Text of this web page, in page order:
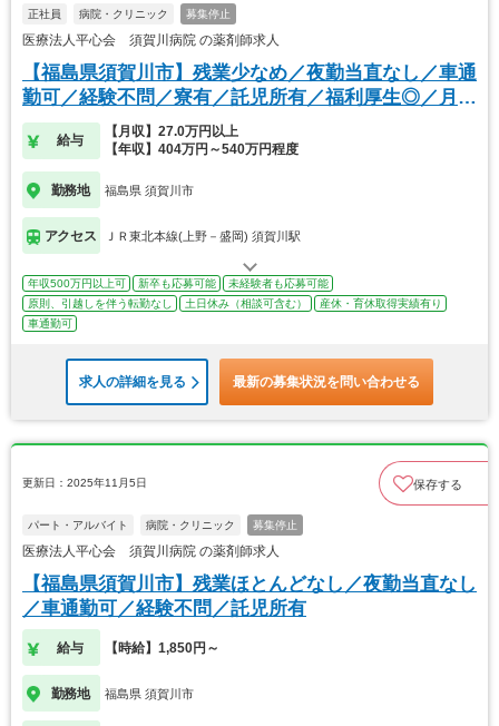
正社員 病院・クリニック 募集停止
医療法人平心会 須賀川病院 の薬剤師求人
【福島県須賀川市】残業少なめ／夜勤当直なし／車通
勤可／経験不問／寮有／託児所有／福利厚生◎／月9
休
給与
【月収】27.0万円以上
【年収】404万円～540万円程度
勤務地 福島県 須賀川市
アクセス ＪＲ東北本線(上野－盛岡) 須賀川駅
年収500万円以上可 新卒も応募可能
未経験者も応募可能
原則、引越しを伴う転勤なし
土日休み（相談可含む）
産休・育休取得実績有り
車通勤可
求人の詳細を見る 最新の募集状況を問い合わせる
更新日：2025年11月5日 保存する
パート・アルバイト 病院・クリニック 募集停止
医療法人平心会 須賀川病院 の薬剤師求人
【福島県須賀川市】残業ほとんどなし／夜勤当直なし
／車通勤可／経験不問／託児所有
給与 【時給】1,850円～
勤務地 福島県 須賀川市